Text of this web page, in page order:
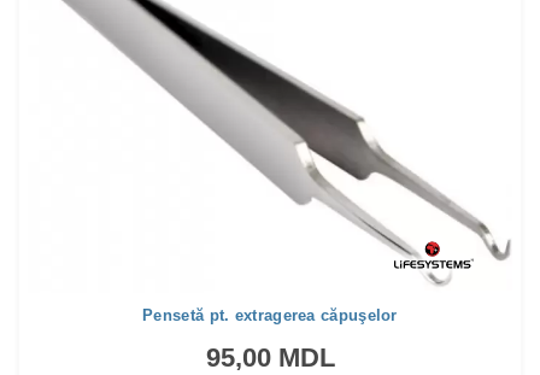
Pensetă pt. extragerea căpuşelor
95,00 MDL